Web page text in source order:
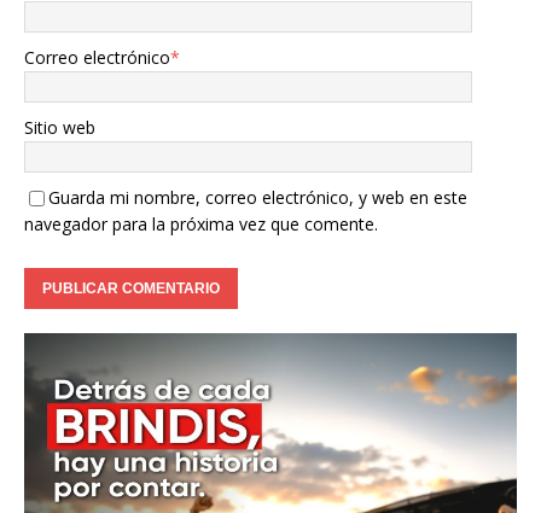
Correo electrónico*
Sitio web
Guarda mi nombre, correo electrónico, y web en este
navegador para la próxima vez que comente.